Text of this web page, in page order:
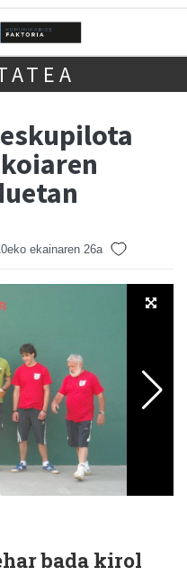
ekainaren 26a
bada kirol